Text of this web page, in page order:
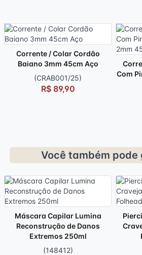
Corrente / Colar Cordão
Baiano 3mm 45cm Aço
(CRAB001/25)
R$ 89,90
Com
Você também pode
Máscara Capilar Lumina
Reconstrução de Danos
Extremos 250ml
(148412)